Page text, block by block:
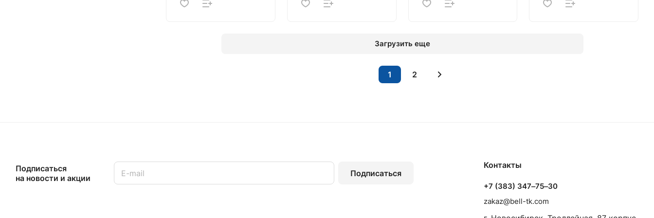
Загрузить еще
1 2
Подписаться
на новости и акции
Подписаться
Контакты
+7 (383) 347‒75‒30
zakaz@bell-tk.com